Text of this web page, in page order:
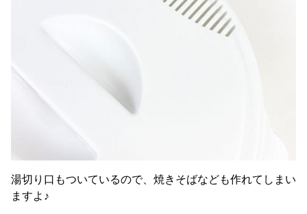
湯切り口もついているので、焼きそばなども作れてしまい
ますよ♪